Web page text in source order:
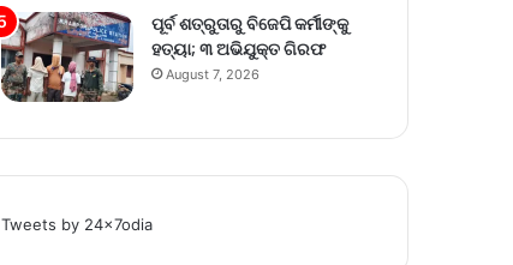
ପୂର୍ବ ଶତ୍ରୁତାରୁ ବିଜେପି କର୍ମୀଙ୍କୁ
ହତ୍ୟା; ୩ ଅଭିଯୁକ୍ତ ଗିରଫ
August 7, 2026
Tweets by 24x7odia